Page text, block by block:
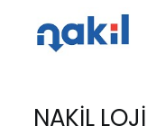
NAKİL